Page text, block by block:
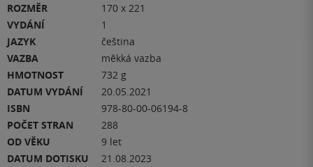
ROZMĚR
170 x 221
VYDÁNÍ
1
JAZYK
čeština
VAZBA
měkká vazba
HMOTNOST
732 g
DATUM VYDÁNÍ
20.05.2021
ISBN
978-80-00-06194-8
POČET STRAN
288
OD VĚKU
9 let
DATUM DOTISKU
21.08.2023